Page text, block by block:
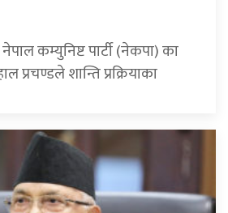
कम्युनिष्ट पार्टी (नेकपा) का
प्रचण्डले शान्ति प्रक्रियाका